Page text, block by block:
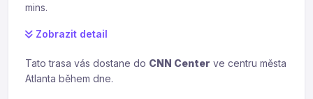
mins.
Zobrazit detail
Tato trasa vás dostane do CNN Center ve centru města
Atlanta během dne.